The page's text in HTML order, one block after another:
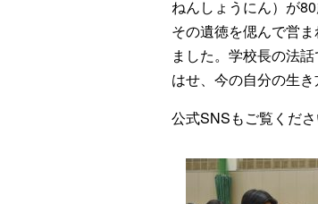
ねんしょうにん）が
その遺徳を偲んで営
ました。学校長の法
はせ、今の自分の生
公式SNSもご覧くだ